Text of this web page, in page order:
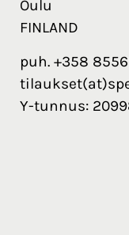
Oulu
FINLAND
puh. +358
Y-tunnus: